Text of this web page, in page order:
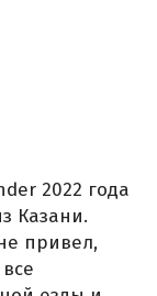
2022 года
Казани.
привел,